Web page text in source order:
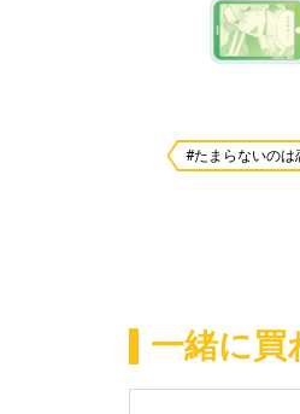
#たまらないのは
一緒に買